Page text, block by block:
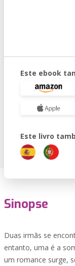
Este ebook
Este livro
Sinopse
Duas irmãs se
entanto, uma é a
um romance surge,